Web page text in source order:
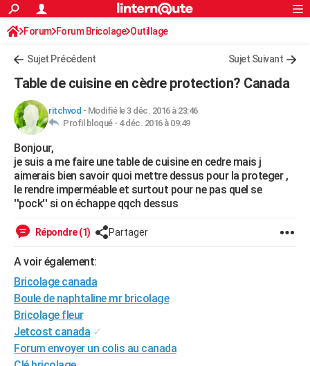
ACTUALITÉS
Politique
Société
Faits Divers
Education
Monde
Villes
+
FINANCE
Retraite
Impôts
Epargne
Immobilier
Risques naturels par ville
Banque
Assurance
Crédit
AUTO
Essais
Réserver un essai
Citadines
Berlines
SUV
Forum auto
+HIGH-TECH
Mobiles
Meilleur smartphone
Internet
Ordinateurs
Jeux vidéo
Guide high-tech
+BRICOLAGE
Forum
Aménagement intérieur
Extérieur
Cuisine
Salle de bains
Jardinage
Rangement
Guides de France
Escapades
Patrimoine
Expositions
Musées
Week-end nature
Art de vivre
Bien-être
Loisirs
Mode
Modes de vie
Alimentation
Guide de la santé
Maladies
Médicaments
Sommeil
VOYAGE
Destinations
Voyage nature
Voyage de noces
PHOTO
GUIDES D'ACHAT
S'inscrire
Connexion
Forum Forum Bricolage Outillage
Sujet Précédent Sujet Suivant
Table de cuisine en cèdre protection? Canada
ritchvod - Modifié le 3 déc. 2016 à 23:46
Profil bloqué - 4 déc. 2016 à 09:49
Bonjour,
je suis a me faire une table de cuisine en cedre mais j
aimerais bien savoir quoi mettre dessus pour la proteger ,
le rendre imperméable et surtout pour ne pas quel se
''pock'' si on échappe qqch dessus
Répondre (1) Partager
A voir également:
Bricolage canada
Boule de naphtaline mr bricolage
Bricolage fleur
Jetcost canada ✓
Forum envoyer un colis au canada